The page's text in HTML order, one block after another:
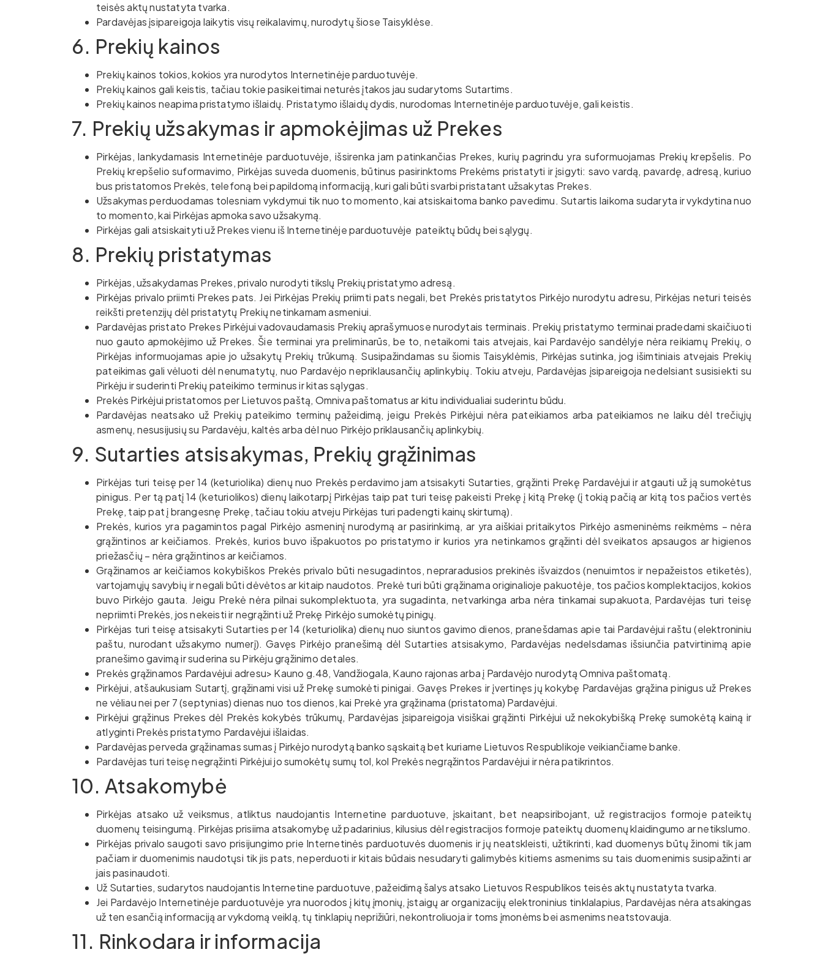
teisės aktų nustatyta tvarka.
Pardavėjas įsipareigoja laikytis visų reikalavimų, nurodytų šiose Taisyklėse.
6. Prekių kainos
Prekių kainos tokios, kokios yra nurodytos Internetinėje parduotuvėje.
Prekių kainos gali keistis, tačiau tokie pasikeitimai neturės įtakos jau sudarytoms Sutartims.
Prekių kainos neapima pristatymo išlaidų. Pristatymo išlaidų dydis, nurodomas Internetinėje parduotuvėje, gali keistis.
7. Prekių užsakymas ir apmokėjimas už Prekes
Pirkėjas, lankydamasis Internetinėje parduotuvėje, išsirenka jam patinkančias Prekes, kurių pagrindu yra suformuojamas Prekių krepšelis. Po
Prekių krepšelio suformavimo, Pirkėjas suveda duomenis, būtinus pasirinktoms Prekėms pristatyti ir įsigyti: savo vardą, pavardę, adresą, kuriuo
bus pristatomos Prekės, telefoną bei papildomą informaciją, kuri gali būti svarbi pristatant užsakytas Prekes.
Užsakymas perduodamas tolesniam vykdymui tik nuo to momento, kai atsiskaitoma banko pavedimu. Sutartis laikoma sudaryta ir vykdytina nuo
to momento, kai Pirkėjas apmoka savo užsakymą.
Pirkėjas gali atsiskaityti už Prekes vienu iš Internetinėje parduotuvėje pateiktų būdų bei sąlygų.
8. Prekių pristatymas
Pirkėjas, užsakydamas Prekes, privalo nurodyti tikslų Prekių pristatymo adresą.
Pirkėjas privalo priimti Prekes pats. Jei Pirkėjas Prekių priimti pats negali, bet Prekės pristatytos Pirkėjo nurodytu adresu, Pirkėjas neturi teisės
reikšti pretenzijų dėl pristatytų Prekių netinkamam asmeniui.
Pardavėjas pristato Prekes Pirkėjui vadovaudamasis Prekių aprašymuose nurodytais terminais. Prekių pristatymo terminai pradedami skaičiuoti
nuo gauto apmokėjimo už Prekes. Šie terminai yra preliminarūs, be to, netaikomi tais atvejais, kai Pardavėjo sandėlyje nėra reikiamų Prekių, o
Pirkėjas informuojamas apie jo užsakytų Prekių trūkumą. Susipažindamas su šiomis Taisyklėmis, Pirkėjas sutinka, jog išimtiniais atvejais Prekių
pateikimas gali vėluoti dėl nenumatytų, nuo Pardavėjo nepriklausančių aplinkybių. Tokiu atveju, Pardavėjas įsipareigoja nedelsiant susisiekti su
Pirkėju ir suderinti Prekių pateikimo terminus ir kitas sąlygas.
Prekės Pirkėjui pristatomos per Lietuvos paštą, Omniva paštomatus ar kitu individualiai suderintu būdu.
Pardavėjas neatsako už Prekių pateikimo terminų pažeidimą, jeigu Prekės Pirkėjui nėra pateikiamos arba pateikiamos ne laiku dėl trečiųjų
asmenų, nesusijusių su Pardavėju, kaltės arba dėl nuo Pirkėjo priklausančių aplinkybių.
9. Sutarties atsisakymas, Prekių grąžinimas
Pirkėjas turi teisę per 14 (keturiolika) dienų nuo Prekės perdavimo jam atsisakyti Sutarties, grąžinti Prekę Pardavėjui ir atgauti už ją sumokėtus
pinigus. Per tą patį 14 (keturiolikos) dienų laikotarpį Pirkėjas taip pat turi teisę pakeisti Prekę į kitą Prekę (į tokią pačią ar kitą tos pačios vertės
Prekę, taip pat į brangesnę Prekę, tačiau tokiu atveju Pirkėjas turi padengti kainų skirtumą).
Prekės, kurios yra pagamintos pagal Pirkėjo asmeninį nurodymą ar pasirinkimą, ar yra aiškiai pritaikytos Pirkėjo asmeninėms reikmėms – nėra
grąžintinos ar keičiamos. Prekės, kurios buvo išpakuotos po pristatymo ir kurios yra netinkamos grąžinti dėl sveikatos apsaugos ar higienos
priežasčių – nėra grąžintinos ar keičiamos.
Grąžinamos ar keičiamos kokybiškos Prekės privalo būti nesugadintos, nepraradusios prekinės išvaizdos (nenuimtos ir nepažeistos etiketės),
vartojamųjų savybių ir negali būti dėvėtos ar kitaip naudotos. Prekė turi būti grąžinama originalioje pakuotėje, tos pačios komplektacijos, kokios
buvo Pirkėjo gauta. Jeigu Prekė nėra pilnai sukomplektuota, yra sugadinta, netvarkinga arba nėra tinkamai supakuota, Pardavėjas turi teisę
nepriimti Prekės, jos nekeisti ir negrąžinti už Prekę Pirkėjo sumokėtų pinigų.
Pirkėjas turi teisę atsisakyti Sutarties per 14 (keturiolika) dienų nuo siuntos gavimo dienos, pranešdamas apie tai Pardavėjui raštu (elektroniniu
paštu, nurodant užsakymo numerį). Gavęs Pirkėjo pranešimą dėl Sutarties atsisakymo, Pardavėjas nedelsdamas išsiunčia patvirtinimą apie
pranešimo gavimą ir suderina su Pirkėju grąžinimo detales.
Prekės grąžinamos Pardavėjui adresu> Kauno g.48, Vandžiogala, Kauno rajonas arba į Pardavėjo nurodytą Omniva paštomatą.
Pirkėjui, atšaukusiam Sutartį, grąžinami visi už Prekę sumokėti pinigai. Gavęs Prekes ir įvertinęs jų kokybę Pardavėjas grąžina pinigus už Prekes
ne vėliau nei per 7 (septynias) dienas nuo tos dienos, kai Prekė yra grąžinama (pristatoma) Pardavėjui.
Pirkėjui grąžinus Prekes dėl Prekės kokybės trūkumų, Pardavėjas įsipareigoja visiškai grąžinti Pirkėjui už nekokybišką Prekę sumokėtą kainą ir
atlyginti Prekės pristatymo Pardavėjui išlaidas.
Pardavėjas perveda grąžinamas sumas į Pirkėjo nurodytą banko sąskaitą bet kuriame Lietuvos Respublikoje veikiančiame banke.
Pardavėjas turi teisę negrąžinti Pirkėjui jo sumokėtų sumų tol, kol Prekės negrąžintos Pardavėjui ir nėra patikrintos.
10. Atsakomybė
Pirkėjas atsako už veiksmus, atliktus naudojantis Internetine parduotuve, įskaitant, bet neapsiribojant, už registracijos formoje pateiktų
duomenų teisingumą. Pirkėjas prisiima atsakomybę už padarinius, kilusius dėl registracijos formoje pateiktų duomenų klaidingumo ar netikslumo.
Pirkėjas privalo saugoti savo prisijungimo prie Internetinės parduotuvės duomenis ir jų neatskleisti, užtikrinti, kad duomenys būtų žinomi tik jam
pačiam ir duomenimis naudotųsi tik jis pats, neperduoti ir kitais būdais nesudaryti galimybės kitiems asmenims su tais duomenimis susipažinti ar
jais pasinaudoti.
Už Sutarties, sudarytos naudojantis Internetine parduotuve, pažeidimą šalys atsako Lietuvos Respublikos teisės aktų nustatyta tvarka.
Jei Pardavėjo Internetinėje parduotuvėje yra nuorodos į kitų įmonių, įstaigų ar organizacijų elektroninius tinklalapius, Pardavėjas nėra atsakingas
už ten esančią informaciją ar vykdomą veiklą, tų tinklapių neprižiūri, nekontroliuoja ir toms įmonėms bei asmenims neatstovauja.
11. Rinkodara ir informacija